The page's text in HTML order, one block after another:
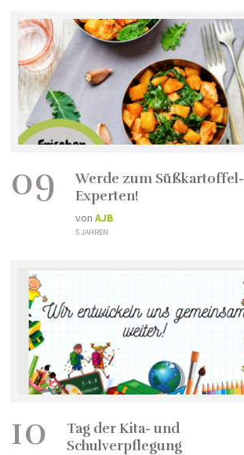
09
Werde zum Süßkartoffel-
Experten!
von AJB
5 JAHREN
10
Tag der Kita- und
Schulverpflegung